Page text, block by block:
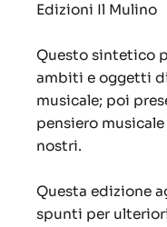
Edizioni Il Mulino
Questo sintetico
ambiti e oggetti
musicale; poi
pensiero
nostri.
Questa edizione
spunti per